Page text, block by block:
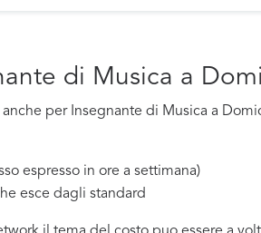
di Musica a
per Insegnante di Musica a
espresso in ore a settimana)
esce dagli standard